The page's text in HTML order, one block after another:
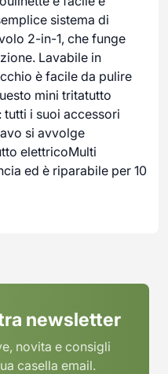
sistema di
2-in-1, che funge
Lavabile in
è facile da pulire
mini tritatutto
i suoi accessori
si avvolge
elettricoMulti
ed è riparabile per 10
newsletter
novita e consigli
casella email.